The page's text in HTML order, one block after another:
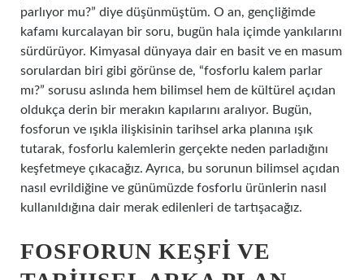
parlıyor mu?” diye düşünmüştüm. O an, gençliğimde
kafamı kurcalayan bir soru, bugün hala içimde yankılarını
sürdürüyor. Kimyasal dünyaya dair en basit ve en masum
sorulardan biri gibi görünse de, “fosforlu kalem parlar
mı?” sorusu aslında hem bilimsel hem de kültürel açıdan
oldukça derin bir merakın kapılarını aralıyor. Bugün,
fosforun ve ışıkla ilişkisinin tarihsel arka planına ışık
tutarak, fosforlu kalemlerin gerçekte neden parladığını
keşfetmeye çıkacağız. Ayrıca, bu sorunun bilimsel açıdan
nasıl evrildiğine ve günümüzde fosforlu ürünlerin nasıl
kullanıldığına dair merak edilenleri de tartışacağız.
FOSFORUN KEŞFI VE